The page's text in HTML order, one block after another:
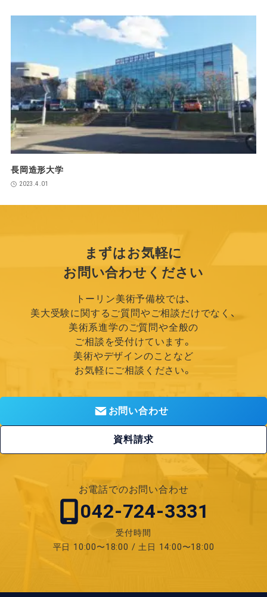
長岡造形大学
2023.4.01
まずはお気軽に
お問い合わせください
トーリン美術予備校では、
美大受験に関するご質問やご相談だけでなく、
美術系進学のご質問や全般の
ご相談を受付けています。
美術やデザインのことなど
お気軽にご相談ください。
お問い合わせ
資料請求
お電話でのお問い合わせ
042-724-3331
受付時間
平日 10:00〜18:00 / 土日 14:00〜18:00